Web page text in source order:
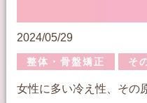
2024/05/29
整体・骨盤矯正 そ
女性に多い冷え性、その